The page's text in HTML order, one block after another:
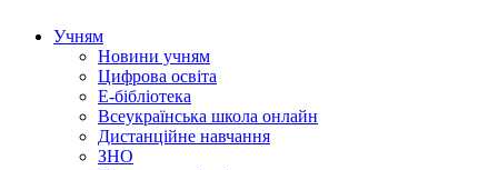
Учням
Новини учням
Цифрова освіта
E-бібліотека
Всеукраїнська школа онлайн
Дистанційне навчання
ЗНО